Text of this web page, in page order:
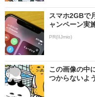
スマホ2GBで
ャンペーン実
PR(IIJmio)
この画像の中
つからない